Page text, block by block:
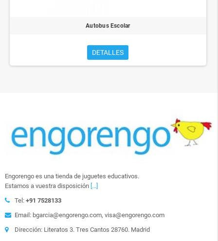
Autobus Escolar
DETALLES
Engorengo es una tienda de juguetes educativos.
Estamos a vuestra disposición [...]
Tel: +91 7528133
Email: bgarcia@engorengo.com, visa@engorengo.com
Dirección: Literatos 3. Tres Cantos 28760. Madrid